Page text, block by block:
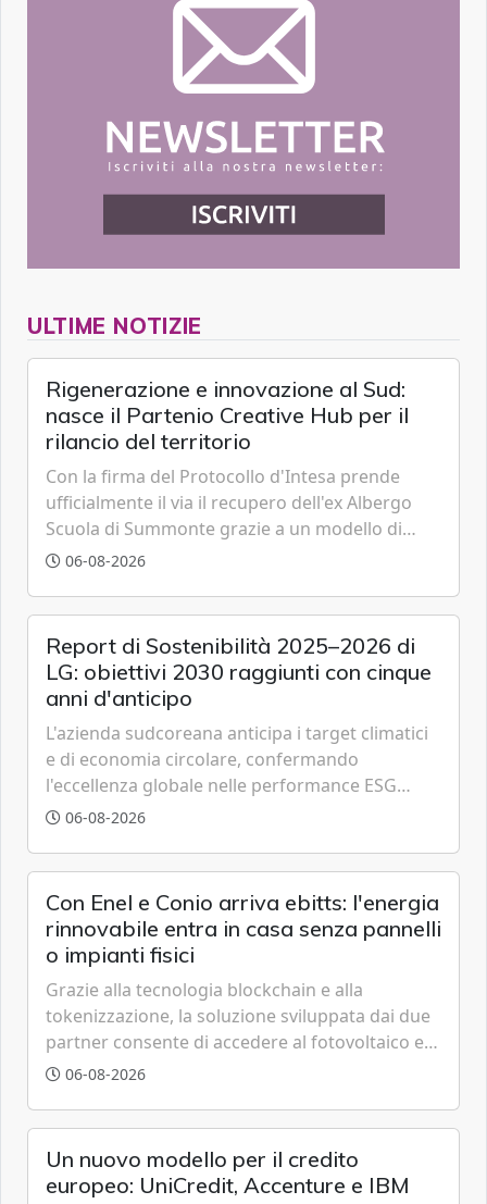
ULTIME NOTIZIE
Rigenerazione e innovazione al Sud:
nasce il Partenio Creative Hub per il
rilancio del territorio
Con la firma del Protocollo d'Intesa prende
ufficialmente il via il recupero dell'ex Albergo
Scuola di Summonte grazie a un modello di
partenariato pubblico-privato e a una rete di
06-08-2026
Report di Sostenibilità 2025–2026 di
LG: obiettivi 2030 raggiunti con cinque
anni d'anticipo
L'azienda sudcoreana anticipa i target climatici
e di economia circolare, confermando
l'eccellenza globale nelle performance ESG
grazie a innovazione, accessibilità e governance
06-08-2026
Con Enel e Conio arriva ebitts: l'energia
rinnovabile entra in casa senza pannelli
o impianti fisici
Grazie alla tecnologia blockchain e alla
tokenizzazione, la soluzione sviluppata dai due
partner consente di accedere al fotovoltaico e
all'eolico ottenendo risparmi diretti in bolletta,
06-08-2026
Un nuovo modello per il credito
europeo: UniCredit, Accenture e IBM